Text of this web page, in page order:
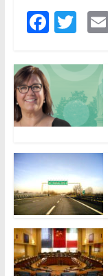
F
e
b
o
o
k
T
itt
er